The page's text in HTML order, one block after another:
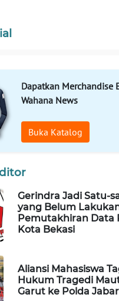
Dapatkan Merchandise
Wahana News
Buka Katalog
Gerindra Jadi Satu-
yang Belum
Pemutakhiran Data
Kota Bekasi
Aliansi Mahasiswa
Hukum Tragedi
Garut ke Polda Jabar